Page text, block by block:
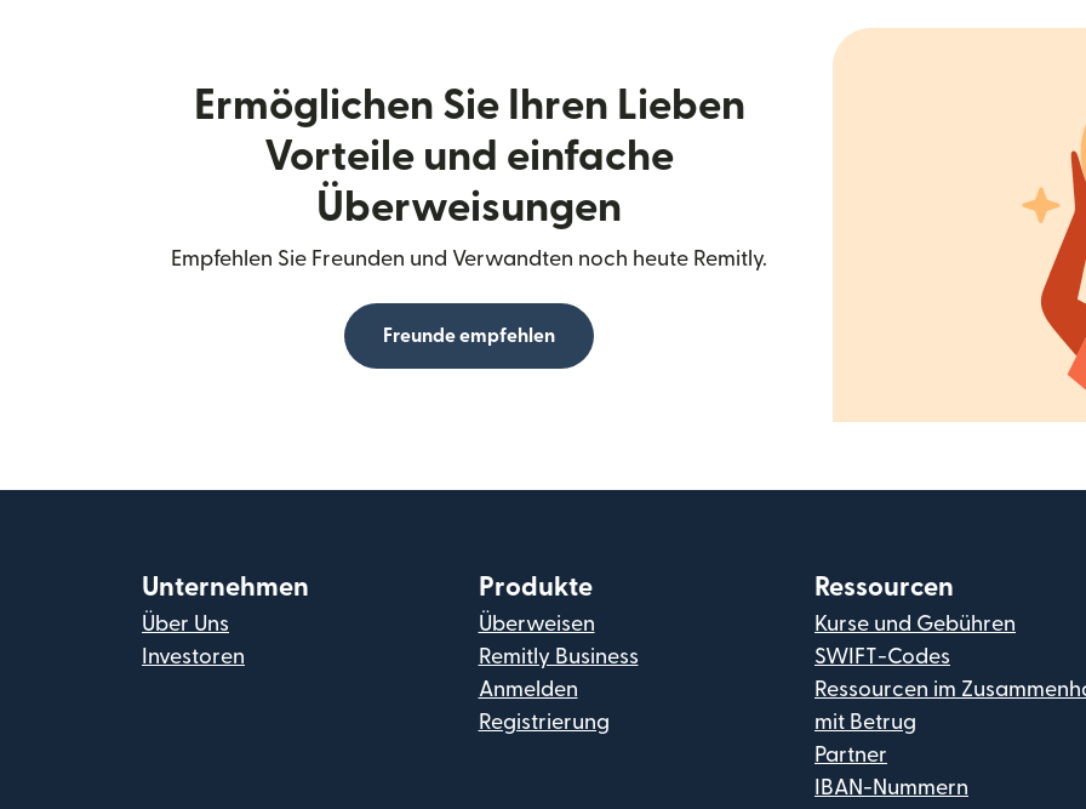
Ermöglichen Sie Ihren Lieben
Vorteile und einfache
Überweisungen
Empfehlen Sie Freunden und Verwandten noch heute Remitly.
Freunde empfehlen
Unternehmen
Über Uns
Investoren
Produkte
Überweisen
Remitly Business
Anmelden
Registrierung
Ressourcen
Kurse und Gebühren
SWIFT-Codes
Ressourcen im
mit Betrug
Partner
IBAN-Nummern